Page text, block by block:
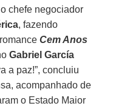
chefe negociador
, fazendo
Cem Anos
Gabriel García
a paz!”, concluiu
acompanhado de
o Estado Maior